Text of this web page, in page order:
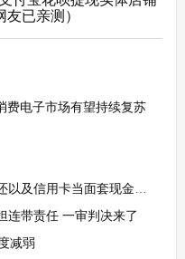
已亲测）
费电子市场有望持续复苏
当面套现金完整流程(新手必看)
连带责任 一审判决来了
减弱